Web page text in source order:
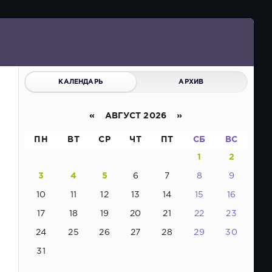
КАЛЕНДАРЬ АРХИВ
« АВГУСТ 2026 »
ПН ВТ СР ЧТ ПТ СБ ВС
1 2
3 4 5 6 7 8 9
10 11 12 13 14 15 16
17 18 19 20 21 22 23
24 25 26 27 28 29 30
31